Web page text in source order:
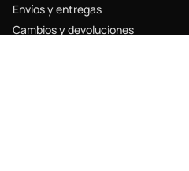
Envíos y entregas
Cambios y devoluciones